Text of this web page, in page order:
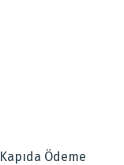
Kapıda Ödeme